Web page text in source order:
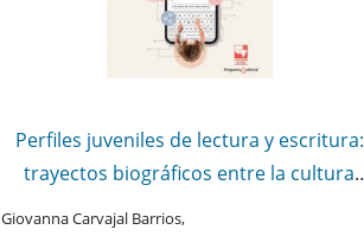
Perfiles juveniles de lectura y escritura:
trayectos biográficos entre la cultura
escrita y el ciberespacio
Giovanna Carvajal Barrios,